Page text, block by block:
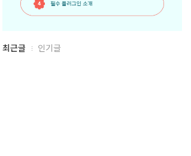
최
최근글 인기글